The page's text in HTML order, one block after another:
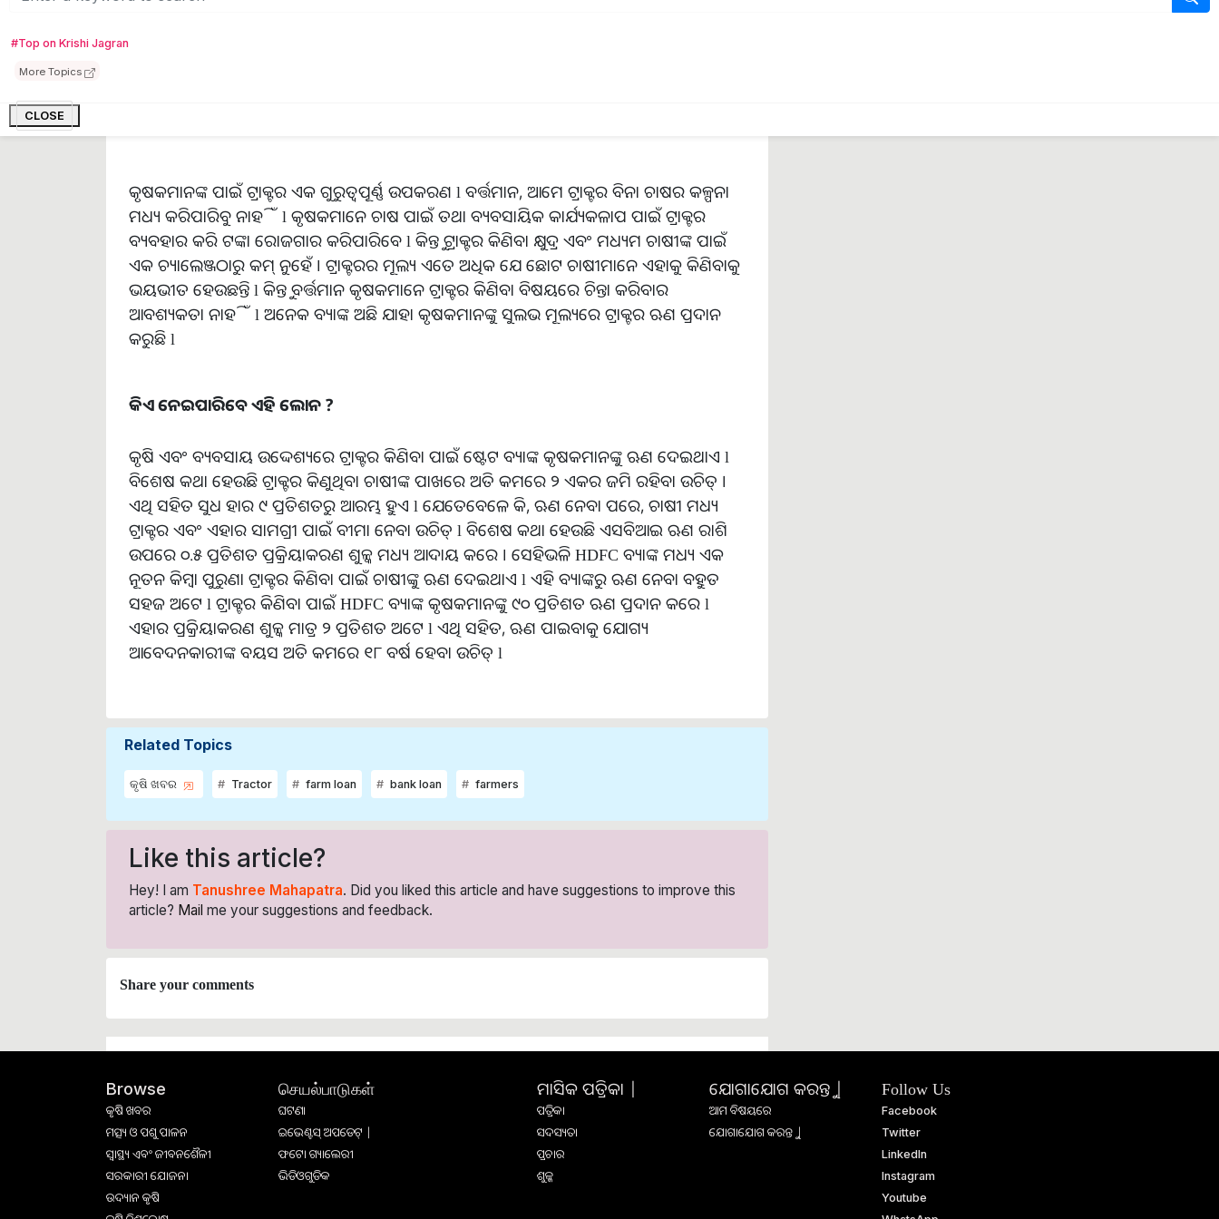
#Top on Krishi Jagran
More Topics
CLOSE
କୃଷକମାନଙ୍କ ପାଇଁ ଟ୍ରାକ୍ଟର ଏକ ଗୁରୁତ୍ୱପୂର୍ଣ୍ଣ ଉପକରଣ l ବର୍ତ୍ତମାନ, ଆମେ ଟ୍ରାକ୍ଟର ବିନା ଚାଷର କଳ୍ପନା
ମଧ୍ୟ କରିପାରିବୁ ନାହିଁ l କୃଷକମାନେ ଚାଷ ପାଇଁ ତଥା ବ୍ୟବସାୟିକ କାର୍ଯ୍ୟକଳାପ ପାଇଁ ଟ୍ରାକ୍ଟର
ବ୍ୟବହାର କରି ଟଙ୍କା ରୋଜଗାର କରିପାରିବେ l କିନ୍ତୁ ଟ୍ରାକ୍ଟର କିଣିବା କ୍ଷୁଦ୍ର ଏବଂ ମଧ୍ୟମ ଚାଷୀଙ୍କ ପାଇଁ
ଏକ ଚ୍ୟାଲେଞ୍ଜଠାରୁ କମ୍ ନୁହେଁ । ଟ୍ରାକ୍ଟରର ମୂଲ୍ୟ ଏତେ ଅଧିକ ଯେ ଛୋଟ ଚାଷୀମାନେ ଏହାକୁ କିଣିବାକୁ
ଭୟଭୀତ ହେଉଛନ୍ତି l କିନ୍ତୁ ବର୍ତ୍ତମାନ କୃଷକମାନେ ଟ୍ରାକ୍ଟର କିଣିବା ବିଷୟରେ ଚିନ୍ତା କରିବାର
ଆବଶ୍ୟକତା ନାହିଁ l ଅନେକ ବ୍ୟାଙ୍କ ଅଛି ଯାହା କୃଷକମାନଙ୍କୁ ସୁଲଭ ମୂଲ୍ୟରେ ଟ୍ରାକ୍ଟର ଋଣ ପ୍ରଦାନ
କରୁଛି l
କିଏ ନେଇପାରିବେ ଏହି ଲୋନ ?
କୃଷି ଏବଂ ବ୍ୟବସାୟ ଉଦ୍ଦେଶ୍ୟରେ ଟ୍ରାକ୍ଟର କିଣିବା ପାଇଁ ଷ୍ଟେଟ ବ୍ୟାଙ୍କ କୃଷକମାନଙ୍କୁ ଋଣ ଦେଇଥାଏ l
ବିଶେଷ କଥା ହେଉଛି ଟ୍ରାକ୍ଟର କିଣୁଥିବା ଚାଷୀଙ୍କ ପାଖରେ ଅତି କମରେ ୨ ଏକର ଜମି ରହିବା ଉଚିତ୍ ।
ଏଥି ସହିତ ସୁଧ ହାର ୯ ପ୍ରତିଶତରୁ ଆରମ୍ଭ ହୁଏ l ଯେତେବେଳେ କି, ଋଣ ନେବା ପରେ, ଚାଷୀ ମଧ୍ୟ
ଟ୍ରାକ୍ଟର ଏବଂ ଏହାର ସାମଗ୍ରୀ ପାଇଁ ବୀମା ନେବା ଉଚିତ୍ l ବିଶେଷ କଥା ହେଉଛି ଏସବିଆଇ ଋଣ ରାଶି
ଉପରେ ୦.୫ ପ୍ରତିଶତ ପ୍ରକ୍ରିୟାକରଣ ଶୁଳ୍କ ମଧ୍ୟ ଆଦାୟ କରେ । ସେହିଭଳି HDFC ବ୍ୟାଙ୍କ ମଧ୍ୟ ଏକ
ନୂତନ କିମ୍ବା ପୁରୁଣା ଟ୍ରାକ୍ଟର କିଣିବା ପାଇଁ ଚାଷୀଙ୍କୁ ଋଣ ଦେଇଥାଏ l ଏହି ବ୍ୟାଙ୍କରୁ ଋଣ ନେବା ବହୁତ
ସହଜ ଅଟେ l ଟ୍ରାକ୍ଟର କିଣିବା ପାଇଁ HDFC ବ୍ୟାଙ୍କ କୃଷକମାନଙ୍କୁ ୯୦ ପ୍ରତିଶତ ଋଣ ପ୍ରଦାନ କରେ l
ଏହାର ପ୍ରକ୍ରିୟାକରଣ ଶୁଳ୍କ ମାତ୍ର ୨ ପ୍ରତିଶତ ଅଟେ l ଏଥି ସହିତ, ଋଣ ପାଇବାକୁ ଯୋଗ୍ୟ
ଆବେଦନକାରୀଙ୍କ ବୟସ ଅତି କମରେ ୧୮ ବର୍ଷ ହେବା ଉଚିତ୍ l
Related Topics
କୃଷି ଖବର Tractor farm loan bank loan farmers
Like this article?
Hey! I am Tanushree Mahapatra. Did you liked this article and have suggestions to improve this
article? Mail me your suggestions and feedback.
Share your comments
Browse
କୃଷି ଖବର
ମତ୍ସ୍ୟ ଓ ପଶୁ ପାଳନ
ସ୍ୱାସ୍ଥ୍ୟ ଏବଂ ଜୀବନଶୈଳୀ
ସରକାରୀ ଯୋଜନା
ଉଦ୍ୟାନ କୃଷି
செயல்பாடுகள்
ଘଟଣା
ଇଭେଣ୍ଟସ୍ ଅପଡେଟ୍ |
ଫଟୋ ଗ୍ୟାଲେରୀ
ଭିଡିଓଗୁଡିକ
ମାସିକ ପତ୍ରିକା |
ପତ୍ରିକା
ସଦସ୍ୟତା
ପ୍ରଚାର
ଶୁଳ୍କ
ଯୋଗାଯୋଗ କରନ୍ତୁ |
ଆମ ବିଷୟରେ
ଯୋଗାଯୋଗ କରନ୍ତୁ |
Follow Us
Facebook
Twitter
LinkedIn
Instagram
Youtube